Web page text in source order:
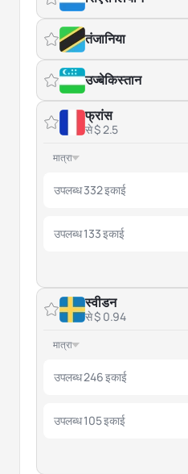
तंजानिया
उज्बेकिस्तान
फ्रांस
से $ 2.5
मात्रा
उपलब्ध 332 इकाई
उपलब्ध 133 इकाई
स्वीडन
से $ 0.94
मात्रा
उपलब्ध 246 इकाई
उपलब्ध 105 इकाई